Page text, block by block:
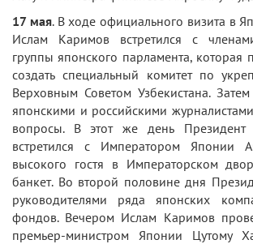
17 мая. В ходе официального визита в
Ислам Каримов встретился с
группы японского парламента, которая
создать специальный комитет по
Верховным Советом Узбекистана.
японскими и российскими
вопросы. В этот же день
встретился с Императором Японии
высокого гостя в Императорском
банкет. Во второй половине дня
руководителями ряда японских
фондов. Вечером Ислам Каримов
премьер-министром Японии Цутому